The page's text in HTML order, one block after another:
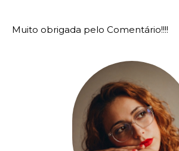
Muito obrigada pelo Comentário!!!!